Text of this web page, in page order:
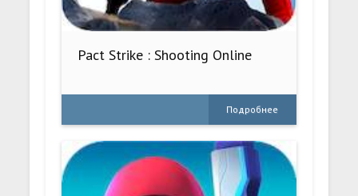
Pact Strike : Shooting Online
Подробнее